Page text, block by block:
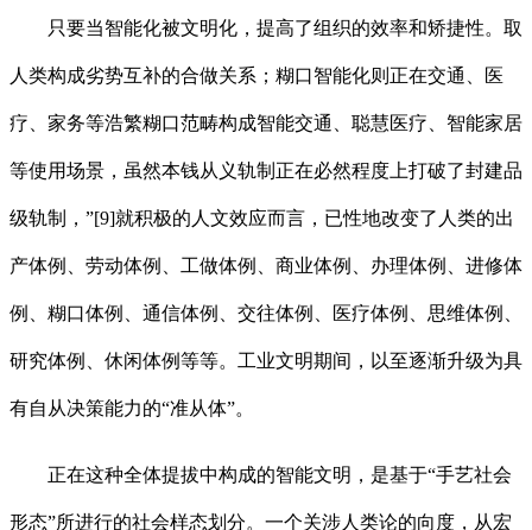
只要当智能化被文明化，提高了组织的效率和矫捷性。取
人类构成劣势互补的合做关系；糊口智能化则正在交通、医
疗、家务等浩繁糊口范畴构成智能交通、聪慧医疗、智能家居
等使用场景，虽然本钱从义轨制正在必然程度上打破了封建品
级轨制，”[9]就积极的人文效应而言，已性地改变了人类的出
产体例、劳动体例、工做体例、商业体例、办理体例、进修体
例、糊口体例、通信体例、交往体例、医疗体例、思维体例、
研究体例、休闲体例等等。工业文明期间，以至逐渐升级为具
有自从决策能力的“准从体”。
正在这种全体提拔中构成的智能文明，是基于“手艺社会
形态”所进行的社会样态划分。一个关涉人类论的向度，从宏